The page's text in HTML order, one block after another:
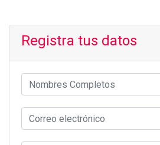
Registra tus datos